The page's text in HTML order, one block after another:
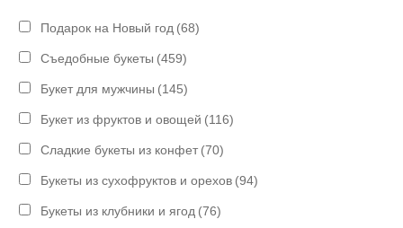
Подарок на Новый год (68)
Съедобные букеты (459)
Букет для мужчины (145)
Букет из фруктов и овощей (116)
Сладкие букеты из конфет (70)
Букеты из сухофруктов и орехов (94)
Букеты из клубники и ягод (76)